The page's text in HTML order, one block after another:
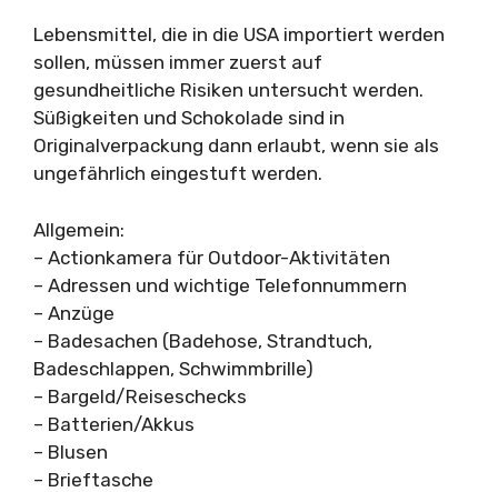
Lebensmittel, die in die USA importiert werden
sollen, müssen immer zuerst auf
gesundheitliche Risiken untersucht werden.
Süßigkeiten und Schokolade sind in
Originalverpackung dann erlaubt, wenn sie als
ungefährlich eingestuft werden.
Allgemein:
– Actionkamera für Outdoor-Aktivitäten
– Adressen und wichtige Telefonnummern
– Anzüge
– Badesachen (Badehose, Strandtuch,
Badeschlappen, Schwimmbrille)
– Bargeld/Reiseschecks
– Batterien/Akkus
– Blusen
– Brieftasche